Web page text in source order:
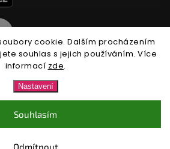
cookie. Dalším procházením
souhlas s jejich používáním. Více
informací zde.
Nastavení
Odmítnout
Souhlasím
. Všechna práva vyhrazena.
nastavení cookies
| Design